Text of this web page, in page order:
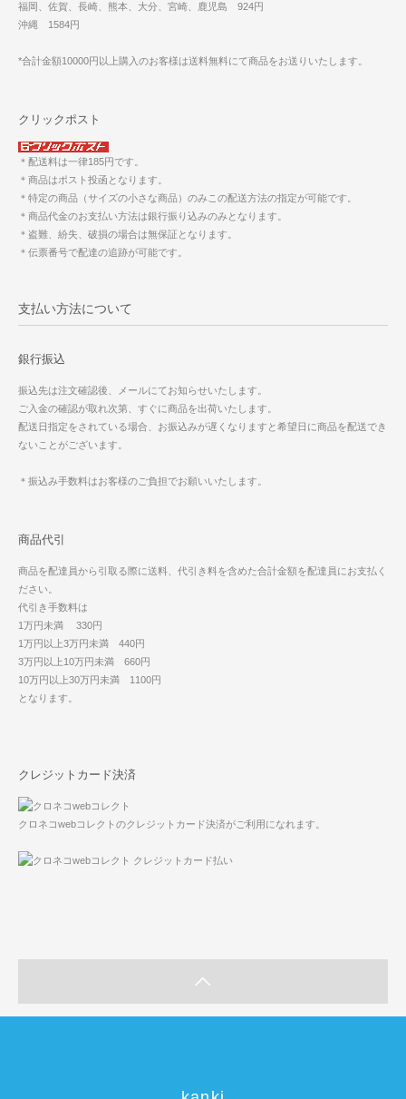
福岡、佐賀、長崎、熊本、大分、宮崎、鹿児島 924円
沖縄 1584円
*合計金額10000円以上購入のお客様は送料無料にて商品をお送りいたします。
クリックポスト
＊配送料は一律185円です。
＊商品はポスト投函となります。
＊特定の商品（サイズの小さな商品）のみこの配送方法の指定が可能です。
＊商品代金のお支払い方法は銀行振り込みのみとなります。
＊盗難、紛失、破損の場合は無保証となります。
＊伝票番号で配達の追跡が可能です。
支払い方法について
銀行振込
振込先は注文確認後、メールにてお知らせいたします。
ご入金の確認が取れ次第、すぐに商品を出荷いたします。
配送日指定をされている場合、お振込みが遅くなりますと希望日に商品を配送でき
ないことがございます。
＊振込み手数料はお客様のご負担でお願いいたします。
商品代引
商品を配達員から引取る際に送料、代引き料を含めた合計金額を配達員にお支払く
ださい。
代引き手数料は
1万円未満 330円
1万円以上3万円未満 440円
3万円以上10万円未満 660円
10万円以上30万円未満 1100円
となります。
クレジットカード決済
クロネコwebコレクトのクレジットカード決済がご利用になれます。